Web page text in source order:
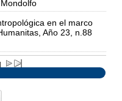
en el marco
Año 23, n.88